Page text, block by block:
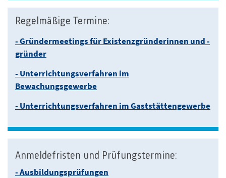
Regelmäßige Termine:
- Gründermeetings für Existenzgründerinnen und -
gründer
- Unterrichtungsverfahren im
Bewachungsgewerbe
- Unterrichtungsverfahren im Gaststättengewerbe
Anmeldefristen und Prüfungstermine:
- Ausbildungsprüfungen